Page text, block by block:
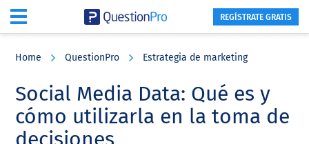
content
sidebar
REGÍSTRATE GRATIS
Home QuestionPro Estrategia de marketing
Social Media Data: Qué es y
cómo utilizarla en la toma de